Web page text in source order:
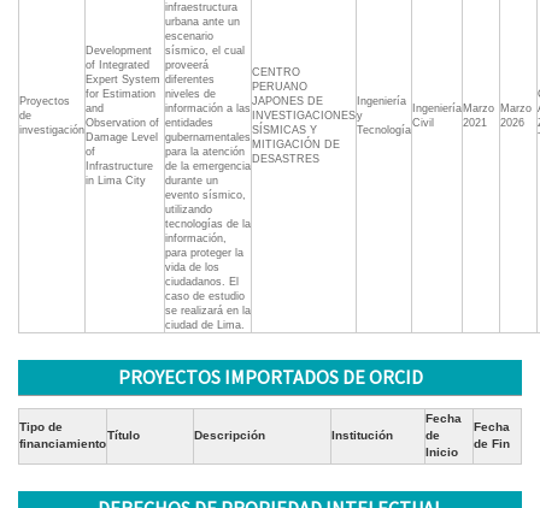
Proyectos
de
investigación
Development
of Integrated
Expert System
for Estimation
and
Observation of
Damage Level
of
Infrastructure
in Lima City
infraestructura
urbana ante un
escenario
sísmico, el cual
proveerá
diferentes
niveles de
información a las
entidades
gubernamentales
para la atención
de la emergencia
durante un
evento sísmico,
utilizando
tecnologías de la
información,
para proteger la
vida de los
ciudadanos. El
caso de estudio
se realizará en la
ciudad de Lima.
CENTRO
PERUANO
JAPONES DE
INVESTIGACIONES
SÍSMICAS Y
MITIGACIÓN DE
DESASTRES
Ingeniería
y
Tecnología
Ingeniería
Civil
Marzo
2021
Marzo
2026
PROYECTOS IMPORTADOS DE ORCID
Tipo de
financiamiento
Título Descripción Institución
Fecha
de
Inicio
Fecha
de Fin